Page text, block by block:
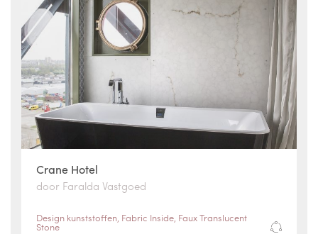
Crane Hotel
door Faralda Vastgoed
Design kunststoffen Fabric Inside Faux Translucent
Stone